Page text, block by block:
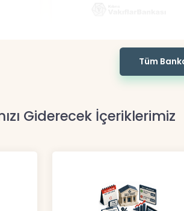
Tüm
Giderecek İçeriklerimiz